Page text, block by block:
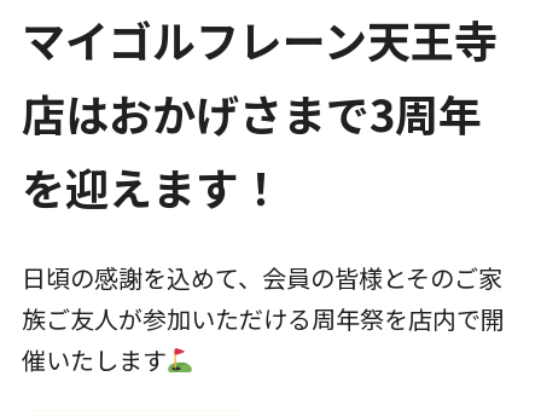
マイゴルフレーン天王寺
店はおかげさまで3周年
を迎えます！
日頃の感謝を込めて、会員の皆様とそのご家
族ご友人が参加いただける周年祭を店内で開
催いたします